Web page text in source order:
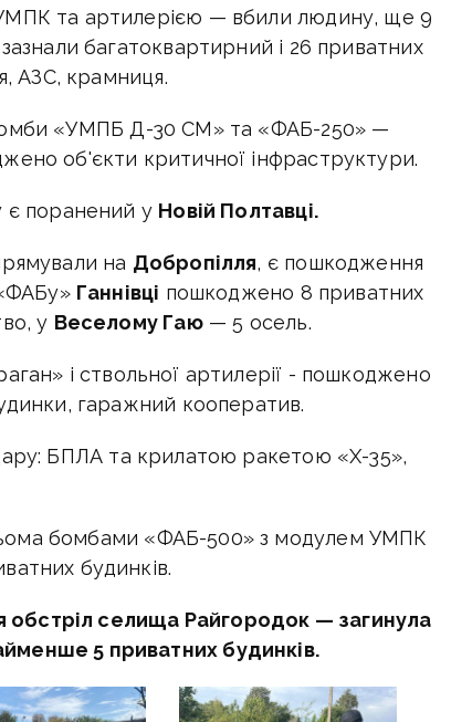
та артилерією — вбили людину, ще 9
багатоквартирний і 26 приватних
АЗС, крамниця.
«УМПБ Д-30 СМ» та «ФАБ-250» —
об'єкти критичної інфраструктури.
є поранений у Новій Полтавці.
на Добропілля, є пошкодження
Ганнівці пошкоджено 8 приватних
у Веселому Гаю— 5 осель.
і ствольної артилерії - пошкоджено
гаражний кооператив.
БПЛА та крилатою ракетою «Х-35»,
бомбами «ФАБ-500» з модулем УМПК
будинків.
обстріл селища Райгородок — загинула
5 приватних будинків.